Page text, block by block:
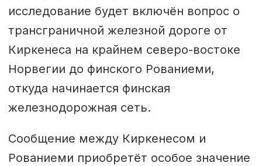
исследование будет включён вопрос о
трансграничной железной дороге от
Киркенеса на крайнем северо-востоке
Норвегии до финского Рованиеми,
откуда начинается финская
железнодорожная сеть.
Сообщение между Киркенесом и
Рованиеми приобретёт особое значение